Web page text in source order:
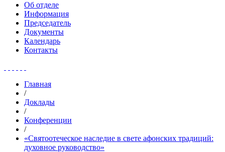
Об отделе
Информация
Председатель
Документы
Календарь
Контакты
Главная
/
Доклады
/
Конференции
/
«Святоотеческое наследие в свете афонских традиций:
духовное руководство»